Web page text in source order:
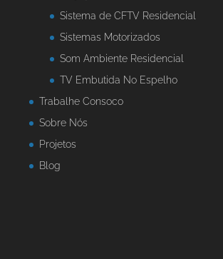
Sistema de CFTV Residencial
Sistemas Motorizados
Som Ambiente Residencial
TV Embutida No Espelho
Trabalhe Consoco
Sobre Nós
Projetos
Blog